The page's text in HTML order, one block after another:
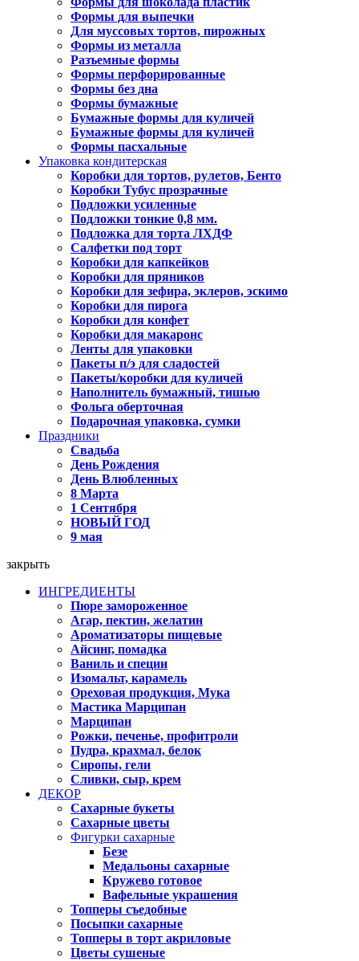
Формы для выпечки
Для муссовых тортов, пирожных
Формы из металла
Разъемные формы
Формы перфорированные
Формы без дна
Формы бумажные
Бумажные формы для куличей
Бумажные формы для куличей
Формы пасхальные
Упаковка кондитерская
Коробки для тортов, рулетов, Бенто
Коробки Тубус прозрачные
Подложки усиленные
Подложки тонкие 0,8 мм.
Подложка для торта ЛХДФ
Салфетки под торт
Коробки для капкейков
Коробки для пряников
Коробки для зефира, эклеров, эскимо
Коробки для пирога
Коробки для конфет
Коробки для макаронс
Ленты для упаковки
Пакеты п/э для сладостей
Пакеты/коробки для куличей
Наполнитель бумажный, тишью
Фольга оберточная
Подарочная упаковка, сумки
Праздники
Свадьба
День Рождения
День Влюбленных
8 Марта
1 Сентября
НОВЫЙ ГОД
9 мая
закрыть
ИНГРЕДИЕНТЫ
Пюре замороженное
Агар, пектин, желатин
Ароматизаторы пищевые
Айсинг, помадка
Ваниль и специи
Изомальт, карамель
Ореховая продукция, Мука
Мастика Марципан
Марципан
Рожки, печенье, профитроли
Пудра, крахмал, белок
Сиропы, гели
Сливки, сыр, крем
ДЕКОР
Сахарные букеты
Сахарные цветы
Фигурки сахарные
Безе
Медальоны сахарные
Кружево готовое
Вафельные украшения
Топперы съедобные
Посыпки сахарные
Топперы в торт акриловые
Цветы сушеные